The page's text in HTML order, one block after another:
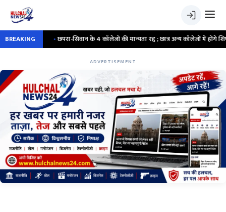
BREAKING
•छपरा-सिवान के 4 कॉलेजों की मान्यता रद्द ; छात्र अन्य कॉलेजों में होंगे शिफ्ट
ADVERTISEMENT